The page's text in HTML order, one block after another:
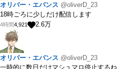
オリバー・エバンス @oliverD_23
18時ごろに少しだけ配信します
4時間4,921 2.6万
オリバー・エバンス @oliverD_23
一時的に数日だけマシュマロ停止するね